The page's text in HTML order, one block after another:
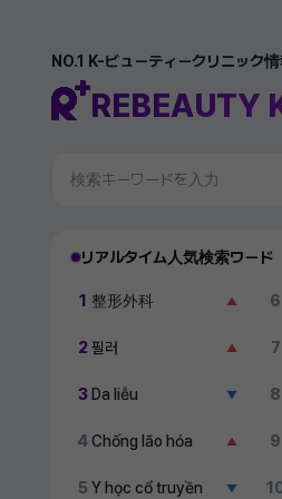
NO.1 K-ビューティークリニック
REBEAUTY
リアルタイム人気検索ワード
1 整形外科 ▲
2 필러 ▲
3 Da liễu ▼
4Chống lão hóa ▲
5 Y học cổ truyền ▼
6
7
8
9